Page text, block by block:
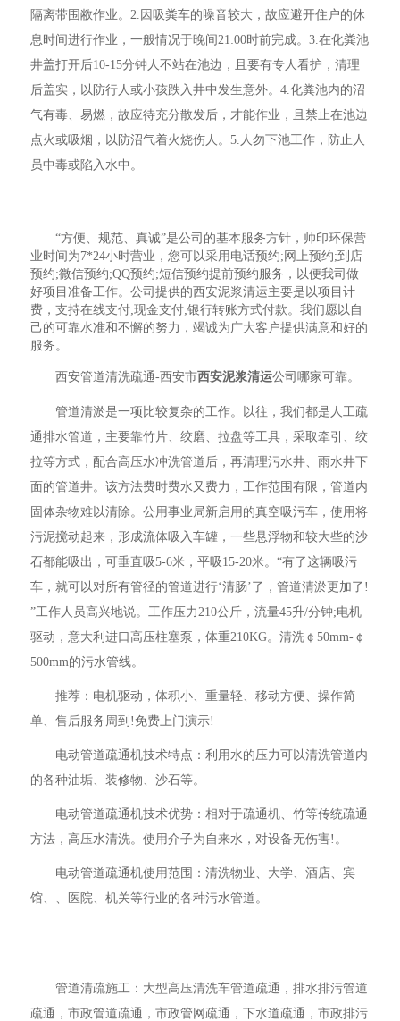
隔离带围敝作业。2.因吸粪车的噪音较大，故应避开住户的休
息时间进行作业，一般情况于晚间21:00时前完成。3.在化粪池
井盖打开后10-15分钟人不站在池边，且要有专人看护，清理
后盖实，以防行人或小孩跌入井中发生意外。4.化粪池内的沼
气有毒、易燃，故应待充分散发后，才能作业，且禁止在池边
点火或吸烟，以防沼气着火烧伤人。5.人勿下池工作，防止人
员中毒或陷入水中。
“方便、规范、真诚”是公司的基本服务方针，帅印环保营
业时间为7*24小时营业，您可以采用电话预约;网上预约;到店
预约;微信预约;QQ预约;短信预约提前预约服务，以便我司做
好项目准备工作。公司提供的西安泥浆清运主要是以项目计
费，支持在线支付;现金支付;银行转账方式付款。我们愿以自
己的可靠水准和不懈的努力，竭诚为广大客户提供满意和好的
服务。
西安管道清洗疏通-西安市西安泥浆清运公司哪家可靠。
管道清淤是一项比较复杂的工作。以往，我们都是人工疏
通排水管道，主要靠竹片、绞磨、拉盘等工具，采取牵引、绞
拉等方式，配合高压水冲洗管道后，再清理污水井、雨水井下
面的管道井。该方法费时费水又费力，工作范围有限，管道内
固体杂物难以清除。公用事业局新启用的真空吸污车，使用将
污泥搅动起来，形成流体吸入车罐，一些悬浮物和较大些的沙
石都能吸出，可垂直吸5-6米，平吸15-20米。“有了这辆吸污
车，就可以对所有管径的管道进行‘清肠’了，管道清淤更加了!
”工作人员高兴地说。工作压力210公斤，流量45升/分钟;电机
驱动，意大利进口高压柱塞泵，体重210KG。清洗￠50mm-￠
500mm的污水管线。
推荐：电机驱动，体积小、重量轻、移动方便、操作简
单、售后服务周到!免费上门演示!
电动管道疏通机技术特点：利用水的压力可以清洗管道内
的各种油垢、装修物、沙石等。
电动管道疏通机技术优势：相对于疏通机、竹等传统疏通
方法，高压水清洗。使用介子为自来水，对设备无伤害!。
电动管道疏通机使用范围：清洗物业、大学、酒店、宾
馆、、医院、机关等行业的各种污水管道。
管道清疏施工：大型高压清洗车管道疏通，排水排污管道
疏通，市政管道疏通，市政管网疏通，下水道疏通，市政排污